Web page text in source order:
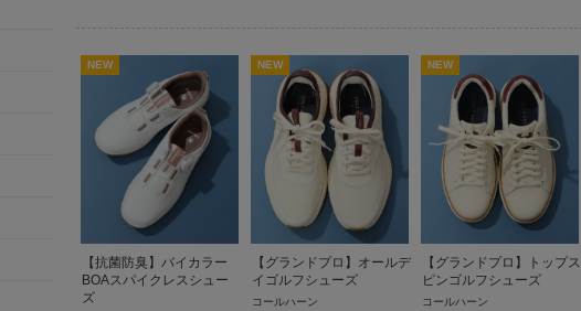
NEW
【抗菌防臭】バイカラー
BOAスパイクレスシュー
ズ
NEW
【グランドプロ】オールデ
イゴルフシューズ
コールハーン
NEW
【グランドプロ】トップス
ピンゴルフシューズ
コールハーン